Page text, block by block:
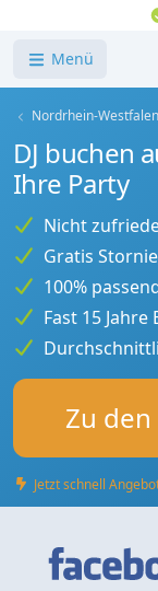
Menü
Nordrhein-Westfalen
DJ buchen
Ihre Party
Nicht
Gratis
100%
Fast 15
Zu
Jetzt schnell